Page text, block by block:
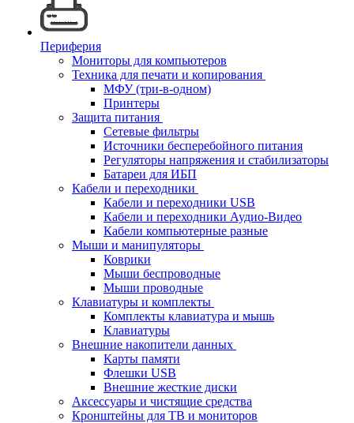
Периферия
Мониторы для компьютеров
Техника для печати и копирования
МФУ (три-в-одном)
Принтеры
Защита питания
Сетевые фильтры
Источники бесперебойного питания
Регуляторы напряжения и стабилизаторы
Батареи для ИБП
Кабели и переходники
Кабели и переходники USB
Кабели и переходники Аудио-Видео
Кабели компьютерные разные
Мыши и манипуляторы
Коврики
Мыши беспроводные
Мыши проводные
Клавиатуры и комплекты
Комплекты клавиатура и мышь
Клавиатуры
Внешние накопители данных
Карты памяти
Флешки USB
Внешние жесткие диски
Аксессуары и чистящие средства
Кронштейны для ТВ и мониторов